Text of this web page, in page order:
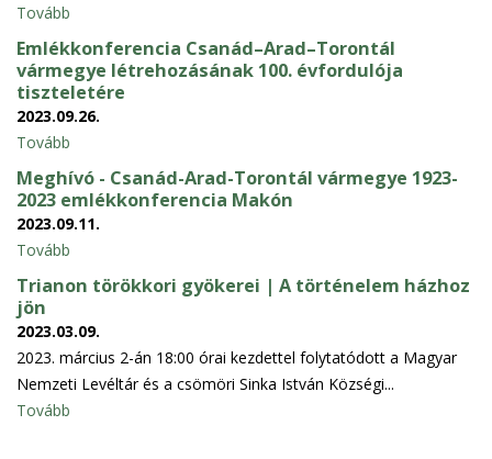
Tovább
Emlékkonferencia Csanád–Arad–Torontál
vármegye létrehozásának 100. évfordulója
tiszteletére
2023.09.26.
Tovább
Meghívó - Csanád-Arad-Torontál vármegye 1923-
2023 emlékkonferencia Makón
2023.09.11.
Tovább
Trianon törökkori gyökerei | A történelem házhoz
jön
2023.03.09.
2023. március 2-án 18:00 órai kezdettel folytatódott a Magyar
Nemzeti Levéltár és a csömöri Sinka István Községi...
Tovább